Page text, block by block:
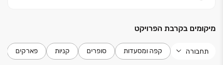
מיקומים בקרבת הפרויקט
תחבורה קפה ומסעדות סופרים קניות פארקים